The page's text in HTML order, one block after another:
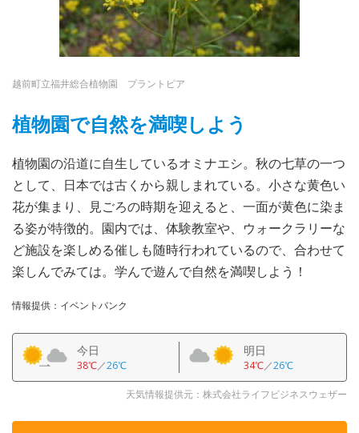
越前町立福井総合植物園 プラントピア
植物園で自然を満喫しよう
植物園の沿道に自生しているオミナエシ。秋の七草の一つ
として、日本では古くから親しまれている。小さな黄色い
花が集まり、見ごろの時期を迎えると、一面が黄色に染ま
る姿が特徴的。園内では、体験教室や、ウォークラリーな
ど施設を楽しめる催しも随時行われているので、合わせて
楽しんでみては。学んで遊んで自然を満喫しよう！
情報提供：イベントバンク
今日
38℃／26℃
明日
34℃／26℃
天気情報提供元：株式会社ライフビジネスウェザー